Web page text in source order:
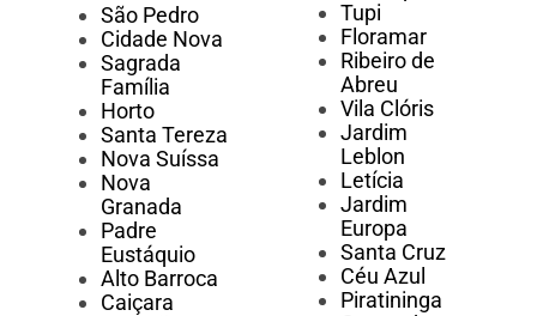
São Pedro
Cidade Nova
Sagrada
Família
Horto
Santa Tereza
Nova Suíssa
Nova
Granada
Padre
Eustáquio
Alto Barroca
Caiçara
Tupi
Floramar
Ribeiro de
Abreu
Vila Clóris
Jardim
Leblon
Letícia
Jardim
Europa
Santa Cruz
Céu Azul
Piratininga